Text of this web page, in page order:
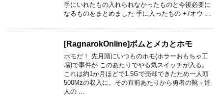
手にいれたもの入れられなかったものと今後必要に
なるものをまとめました 手に入ったもの +7オウ …
[RagnarokOnline]ボムとメカとホモ
ホモだ！ 先月頭にいつものホモ(ホラーおもちゃ工
場)で事件が このあたりでやる気スイッチが入る。
これは約1か月ほどで1.5Gで売却できたため一人頭
500Mzの収入に。その直前あたりから勇者の靴＋達
人の …